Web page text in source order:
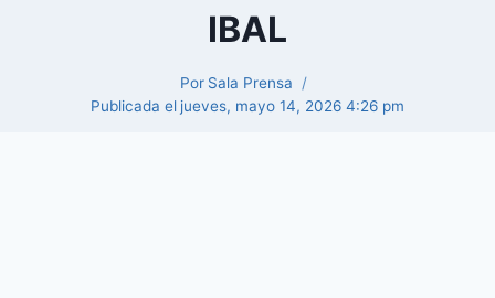
IBAL
Por Sala Prensa
Publicada el jueves, mayo 14, 2026 4:26 pm